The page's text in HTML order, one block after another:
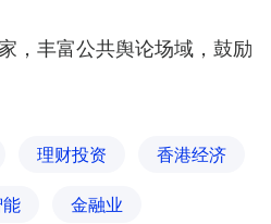
，丰富公共舆论场域，鼓励
理财投资 香港经济
金融业